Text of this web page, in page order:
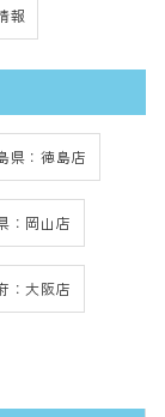
報
県：徳島店
：岡山店
：大阪店